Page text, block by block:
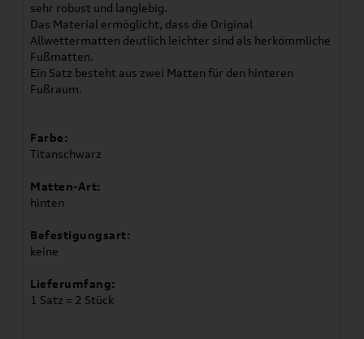
sehr robust und langlebig.
Das Material ermöglicht, dass die Original
Allwettermatten deutlich leichter sind als herkömmliche
Fußmatten.
Ein Satz besteht aus zwei Matten für den hinteren
Fußraum.
Farbe:
Titanschwarz
Matten-Art:
hinten
Befestigungsart:
keine
Lieferumfang:
1 Satz = 2 Stück